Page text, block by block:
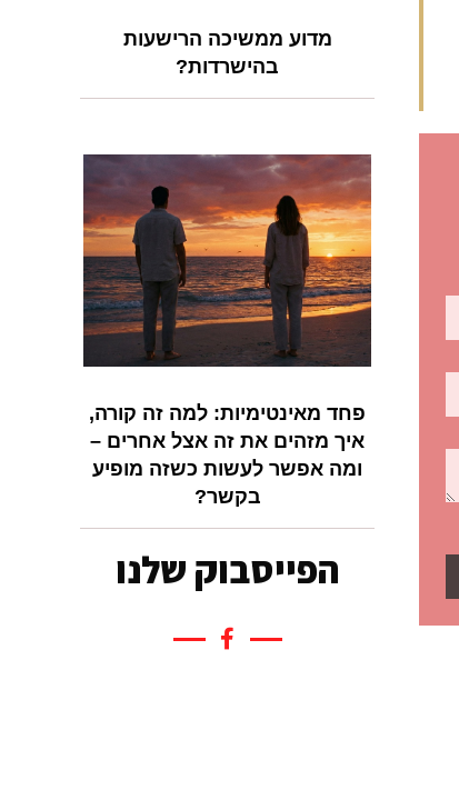
מדוע ממשיכה הרישעות
בהישרדות?
פחד מאינטימיות: למה זה קורה,
איך מזהים את זה אצל אחרים –
ומה אפשר לעשות כשזה מופיע
בקשר?
הפייסבוק שלנו